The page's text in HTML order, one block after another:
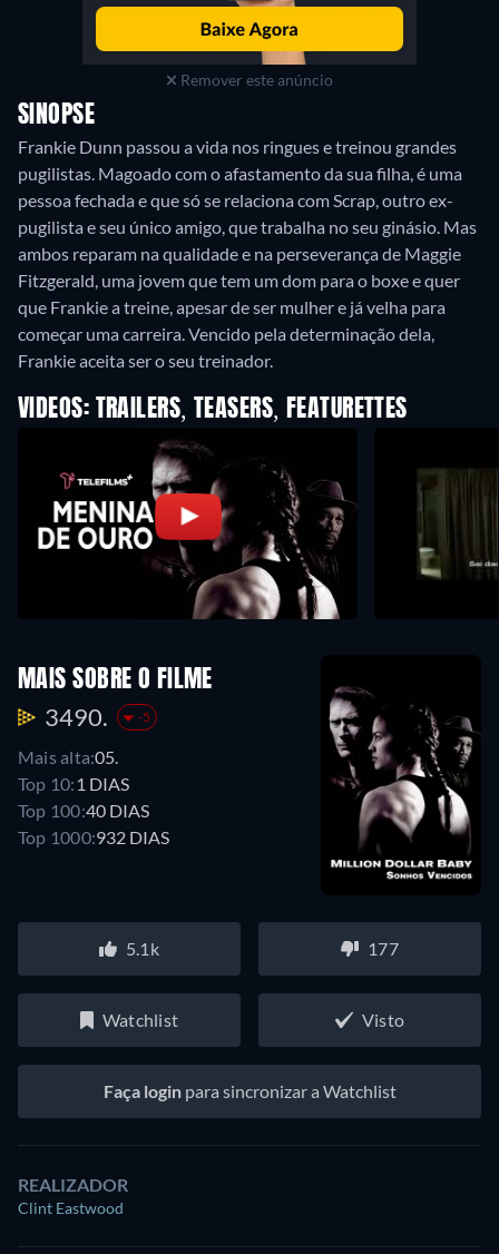
Remover este anúncio
SINOPSE
Frankie Dunn passou a vida nos ringues e treinou grandes
pugilistas. Magoado com o afastamento da sua filha, é uma
pessoa fechada e que só se relaciona com Scrap, outro ex-
pugilista e seu único amigo, que trabalha no seu ginásio. Mas
ambos reparam na qualidade e na perseverança de Maggie
Fitzgerald, uma jovem que tem um dom para o boxe e quer
que Frankie a treine, apesar de ser mulher e já velha para
começar uma carreira. Vencido pela determinação dela,
Frankie aceita ser o seu treinador.
VIDEOS: TRAILERS, TEASERS, FEATURETTES
MAIS SOBRE O FILME
3490. -5
Mais alta:05.
Top 10: 1 DIAS
Top 100:40 DIAS
Top 1000:932 DIAS
5.1k 177
Watchlist Visto
Faça loginpara sincronizar a Watchlist
REALIZADOR
Clint Eastwood